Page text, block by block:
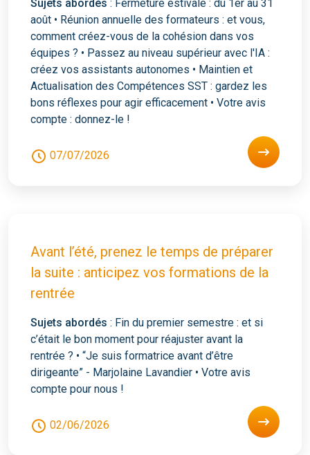
Sujets abordés : Fermeture estivale : du 1er au 31
août • Réunion annuelle des formateurs : et vous,
comment créez-vous de la cohésion dans vos
équipes ? • Passez au niveau supérieur avec l'IA :
créez vos assistants autonomes • Maintien et
Actualisation des Compétences SST : gardez les
bons réflexes pour agir efficacement • Votre avis
compte : donnez-le !
07/07/2026
Avant l’été, prenez le temps de préparer
la suite : anticipez vos formations de la
rentrée
Sujets abordés : Fin du premier semestre : et si
c’était le bon moment pour réajuster avant la
rentrée ? • “Je suis formatrice avant d’être
dirigeante” - Marjolaine Lavandier • Votre avis
compte pour nous !
02/06/2026